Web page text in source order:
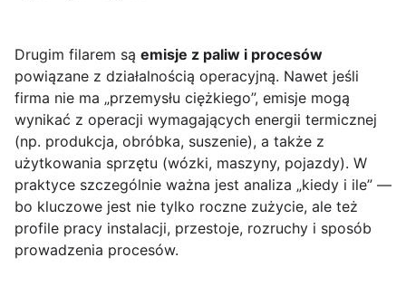
Drugim filarem są emisje z paliw i procesów
powiązane z działalnością operacyjną. Nawet jeśli
firma nie ma „przemysłu ciężkiego”, emisje mogą
wynikać z operacji wymagających energii termicznej
(np. produkcja, obróbka, suszenie), a także z
użytkowania sprzętu (wózki, maszyny, pojazdy). W
praktyce szczególnie ważna jest analiza „kiedy i ile” —
bo kluczowe jest nie tylko roczne zużycie, ale też
profile pracy instalacji, przestoje, rozruchy i sposób
prowadzenia procesów.